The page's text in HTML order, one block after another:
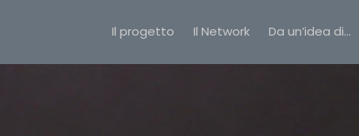
Il progetto Il Network Da un’idea di…